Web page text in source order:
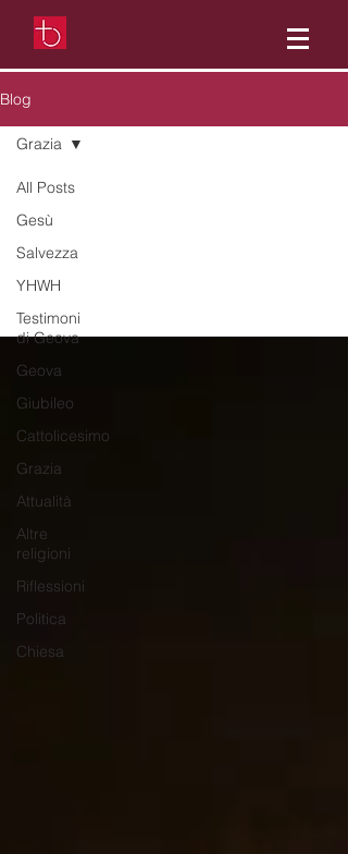
Blog
All Posts
Gesù
Salvezza
YHWH
Testimoni
di Geova
Geova
Giubileo
Cattolicesimo
Grazia
Attualità
Altre
religioni
Riflessioni
Politica
Chiesa
Grazia
Grazia